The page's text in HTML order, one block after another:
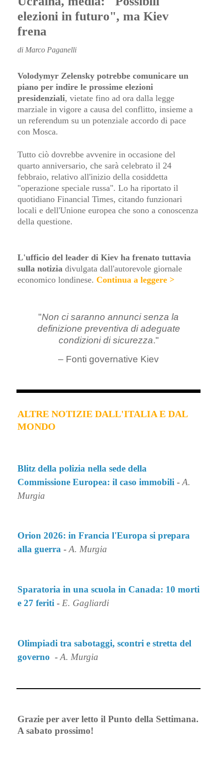
elezioni in futuro", ma Kiev
frena
di Marco Paganelli
Volodymyr Zelensky potrebbe comunicare un
piano per indire le prossime elezioni
presidenziali, vietate fino ad ora dalla legge
marziale in vigore a causa del conflitto, insieme a
un referendum su un potenziale accordo di pace
con Mosca.
Tutto ciò dovrebbe avvenire in occasione del
quarto anniversario, che sarà celebrato il 24
febbraio, relativo all'inizio della cosiddetta
"operazione speciale russa". Lo ha riportato il
quotidiano Financial Times, citando funzionari
locali e dell'Unione europea che sono a conoscenza
della questione.
L'ufficio del leader di Kiev ha frenato tuttavia
sulla notizia divulgata dall'autorevole giornale
economico londinese. Continua a leggere >
"Non ci saranno annunci senza la
definizione preventiva di adeguate
condizioni di sicurezza."
– Fonti governative Kiev
ALTRE NOTIZIE DALL'ITALIA E DAL
MONDO
Blitz della polizia nella sede della
Commissione Europea: il caso immobili - A.
Murgia
Orion 2026: in Francia l'Europa si prepara
alla guerra -A. Murgia
Sparatoria in una scuola in Canada: 10 morti
e 27 feriti - E. Gagliardi
Olimpiadi tra sabotaggi, scontri e stretta del
governo - A. Murgia
Grazie per aver letto il Punto della Settimana.
A sabato prossimo!